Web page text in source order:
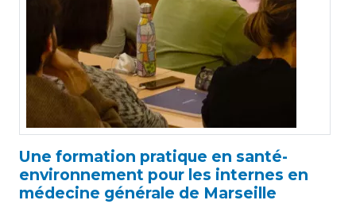
Une formation pratique en santé-
environnement pour les internes en
médecine générale de Marseille